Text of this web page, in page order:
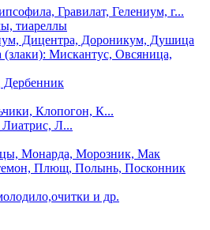
Гравилат, Гелениум, г...
тиареллы
Дицентра, Дороникум, Душица
(злаки): Мискантус, Овсяница,
Клопогон, К...
Лиатрис, Л...
Монарда, Морозник, Мак
Плющ, Полынь, Посконник
и др.